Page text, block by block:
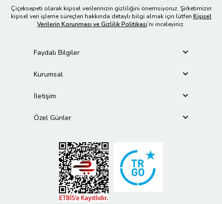
Çiçeksepeti olarak kişisel verilerinizin gizliliğini önemsiyoruz. Şirketimizin
kişisel veri işleme süreçleri hakkında detaylı bilgi almak için lütfen Kişisel
Verilerin Korunması ve Gizlilik Politikası’nı inceleyiniz.
Faydalı Bilgiler
Kurumsal
İletişim
Özel Günler